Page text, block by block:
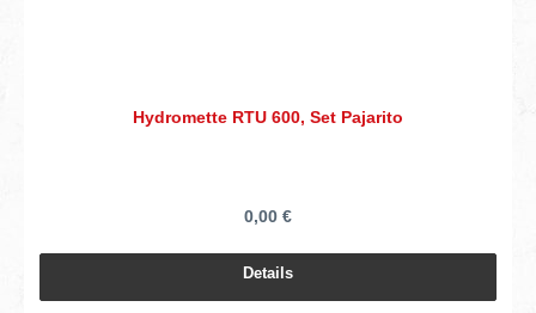
Hydromette RTU 600, Set Pajarito
0,00 €
Details